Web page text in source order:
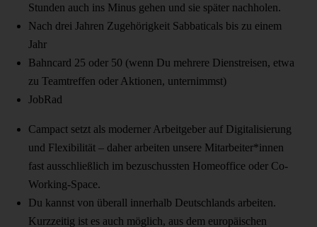
Stunden auch ins Minus gehen und sie später nachholen.
Nach drei Jahren Zugehörigkeit Sabbaticals bis zu einem
Jahr
Bahncard 25 oder 50 (wenn Du mehrere Dienstreisen, etwa
zu Teamtreffen oder Aktionen, unternimmst)
JobRad
Campact setzt als moderner Arbeitgeber auf Digitalisierung
und Flexibilität – daher arbeiten unsere Mitarbeiter*innen
fast ausschließlich im bezuschussten Homeoffice oder Co-
Working-Space.
Du kannst von überall innerhalb Deutschlands arbeiten.
Kurzzeitig ist es auch möglich, aus dem europäischen